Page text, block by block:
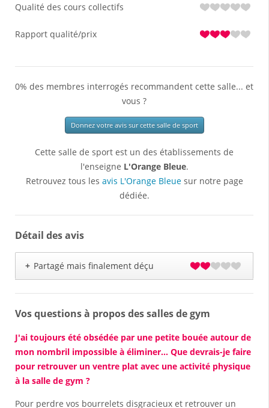
Qualité des cours collectifs
Rapport qualité/prix
0% des membres interrogés recommandent cette salle... et
vous ?
Donnez votre avis sur cette salle de sport
Cette salle de sport est un des établissements de
l'enseigne L'Orange Bleue.
Retrouvez tous les avis L'Orange Bleuesur notre page
dédiée.
Détail des avis
+ Partagé mais finalement déçu
Vos questions à propos des salles de gym
J'ai toujours été obsédée par une petite bouée autour de
mon nombril impossible à éliminer... Que devrais-je faire
pour retrouver un ventre plat avec une activité physique
à la salle de gym ?
Pour perdre vos bourrelets disgracieux et retrouver un